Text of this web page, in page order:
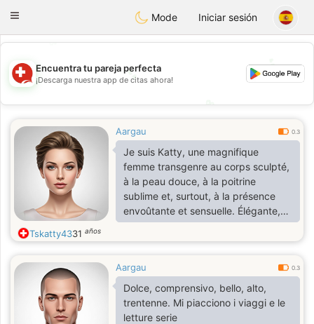
Suissi
Toggle
Mode Iniciar sesión
💖
💕
💖
Encuentra tu pareja perfecta
¡Descarga nuestra app de citas ahora!
Aargau 0.3
Je suis Katty, une magnifique
femme transgenre au corps sculpté,
à la peau douce, à la poitrine
sublime et, surtout, à la présence
envoûtante et sensuelle. Élégante,
bienveillante et attentionné. Ouverte
d'esprit et attentionnée
Tskatty4331 años
Aargau 0.3
Dolce, comprensivo, bello, alto,
trentenne. Mi piacciono i viaggi e le
letture serie